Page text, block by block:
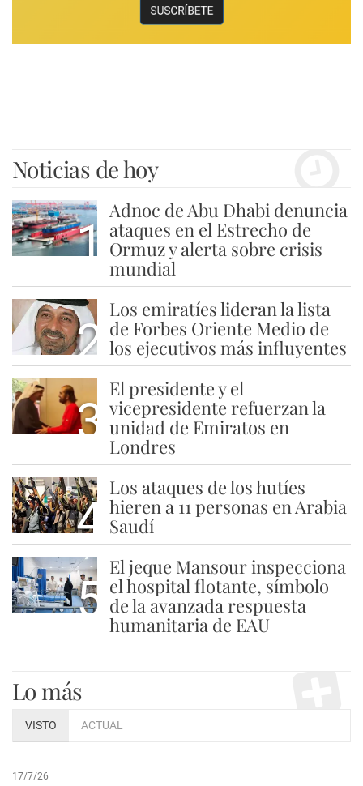
Noticias de hoy
1
Adnoc de Abu Dhabi denuncia
ataques en el Estrecho de
Ormuz y alerta sobre crisis
mundial
2
Los emiratíes lideran la lista
de Forbes Oriente Medio de
los ejecutivos más influyentes
3
El presidente y el
vicepresidente refuerzan la
unidad de Emiratos en
Londres
4
Los ataques de los hutíes
hieren a 11 personas en Arabia
Saudí
5
El jeque Mansour inspecciona
el hospital flotante, símbolo
de la avanzada respuesta
humanitaria de EAU
Lo más
VISTO ACTUAL
17/7/26